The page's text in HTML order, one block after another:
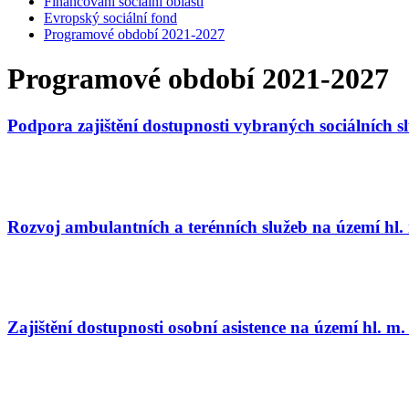
Evropský sociální fond
Programové období 2021-2027
Programové období 2021-2027
Podpora zajištění dostupnosti vybraných sociálních
Rozvoj ambulantních a terénních služeb na území
Zajištění dostupnosti osobní asistence na území hl.